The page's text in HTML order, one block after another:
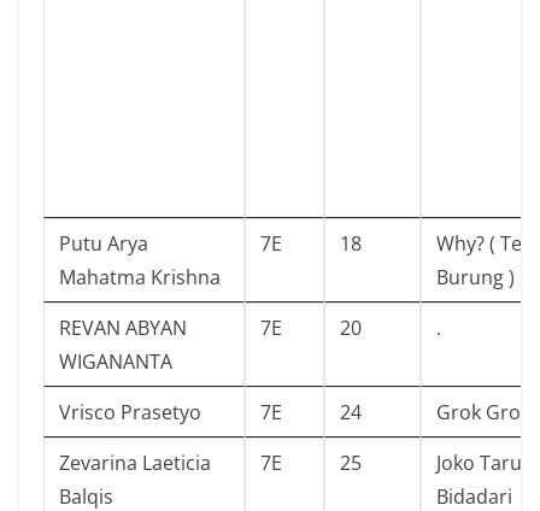
Putu Arya
Mahatma Krishna
7E 18
Why? (
Burung )
REVAN ABYAN
WIGANANTA
7E 20 .
Vrisco Prasetyo 7E 24
Grok Grok
Zevarina Laeticia
Balqis
7E 25
Joko Tarub
Bidadari